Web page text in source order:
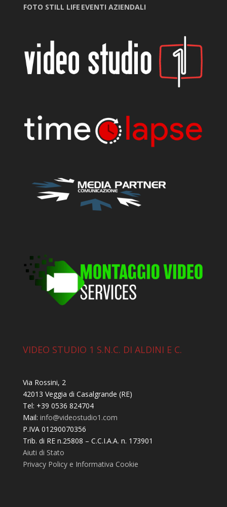
FOTO STILL LIFE EVENTI AZIENDALI
VIDEO STUDIO 1 S.N.C. DI ALDINI E C.
Via Rossini, 2
42013 Veggia di Casalgrande (RE)
Tel: +39 0536 824704
Mail: info@videostudio1.com
P.IVA 01290070356
Trib. di RE n.25808 – C.C.I.A.A. n. 173901
Aiuti di Stato
Privacy Policy e Informativa Cookie